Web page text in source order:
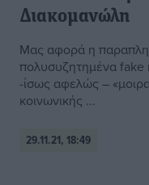
Διακομανώλη
Μας αφορά η
πολυσυζητημένα fake
-ίσως αφελώς –
κοινωνικής ...
29.11.21, 18:49